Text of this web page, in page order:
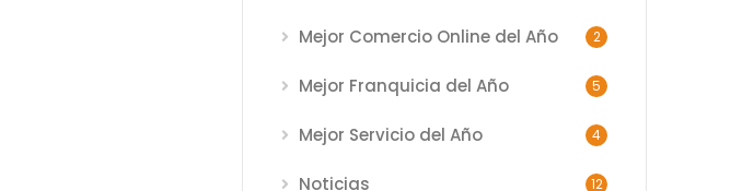
Mejor Comercio Online del Año 2
Mejor Franquicia del Año 5
Mejor Servicio del Año 4
Noticias 12